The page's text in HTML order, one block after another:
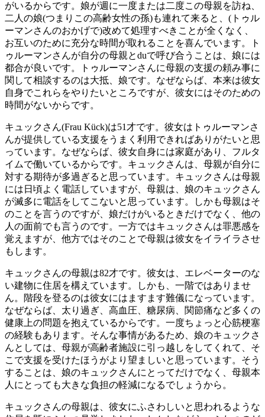
がいるからです。娘が週に一度または二度この母親を訪ね、
二人の娘(つまりこの高齢女性の孫)も連れて来ると、(トゥル
ーマンさんのおかげで)改めて処理すべきことが全くなく、
お互いのために充分な時間が取れることを喜んでいます。ト
ゥルーマンさんが自分の母親とduで呼び合うことは、娘には
都合が良いです。トゥルーマンさんに母親の支援の頼み事に
関して相談するのは大抵、娘です。なぜならば、本来は彼女
自身でこれらをやりたいところですが、彼女にはそのための
時間がないからです。
キュックさん(Frau Kück)は51才です。彼女はトゥルーマンさ
んが提供している支援をうまく利用できればありがたいと思
っています。なぜならば、彼女自身には家庭があり、フルタ
イムで働いているからです。キュックさんは、母親が自分に
対する期待が多過ぎると思っています。キュックさんは母親
には日頃よく電話していますが、母親は、娘のキュックさん
が滅多に電話をしてこないと思っています。しかも母親はそ
のことを言うのですが、娘だけがいるときだけでなく、他の
人の面前でも言うのです。一方ではキュックさんは罪悪感を
覚えますが、他方ではそのことで母親は彼女をイライラさせ
もします。
キュックさんの母親は82才です。彼女は、エレベーターのな
い建物に住居を構えています。しかも、一階ではありませ
ん。階段を登るのは彼女にはますます難儀になっています。
なぜならば、太り過ぎ、高血圧、糖尿病、関節痛など多くの
健康上の問題を抱えているからです。一度ちょっと心筋梗塞
の経験もあります。そんな事情があるため、娘のキュックさ
んとしては、母親が高齢者施設に引っ越しをしてくれて、そ
こで支援を受けたほうがより望ましいと思っています。そう
することは、娘のキュックさんにとってだけでなく、母親本
人にとっても大きな負担の軽減になるでしょうから。
キュックさんの母親は、彼女にふさわしいと思われるような